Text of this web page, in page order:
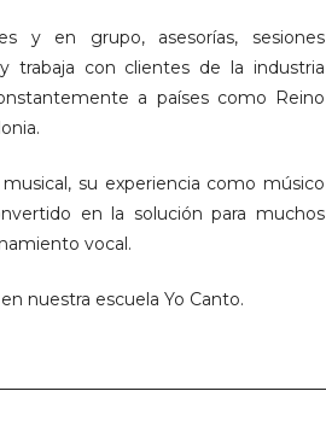
y en grupo, asesorías, sesiones
trabaja con clientes de la industria
a países como Reino
su experiencia como músico
en la solución para muchos
vocal.
nuestra escuela Yo Canto.